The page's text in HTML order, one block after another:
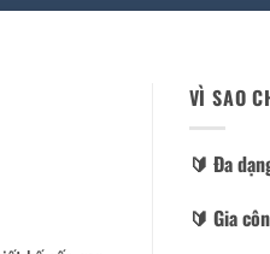
VÌ SAO
🔰️ Đa
🔰️ Gia